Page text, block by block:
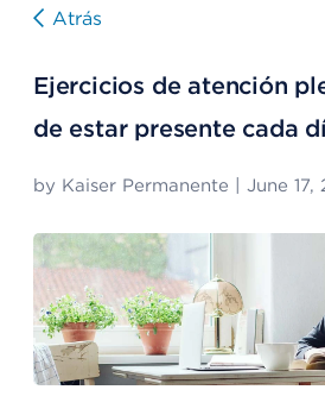
Atrás
Ejercicios de atención
de estar presente cada
by Kaiser Permanente June 17,